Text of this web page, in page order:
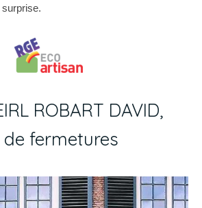
ROBART DAVID,
fermetures